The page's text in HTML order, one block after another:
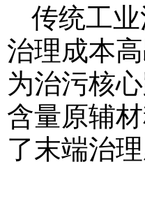
传统工
治理成本
为治污核
含量原辅
了末端治